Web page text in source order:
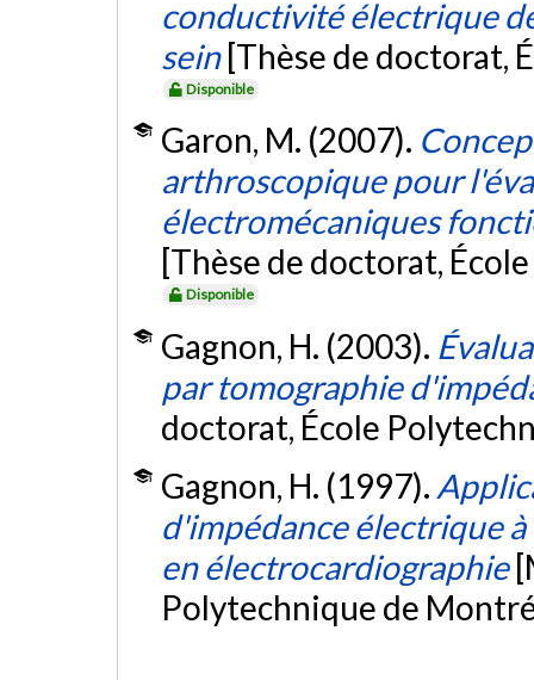
conductivité électrique
sein [Thèse de doctorat,
Disponible
Garon, M. (2007).
arthroscopique pour
électromécaniques
[Thèse de doctorat,
Disponible
Gagnon, H. (2003).
par tomographie
doctorat, École
Gagnon, H. (1997).
d'impédance électrique
en électrocardiographie
Polytechnique de